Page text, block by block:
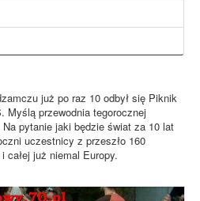
już po raz 10 odbył się Piknik
Myślą przewodnia tegorocznej
pytanie jaki będzie świat za 10 lat
uczestnicy z przeszło 160
całej już niemal Europy.